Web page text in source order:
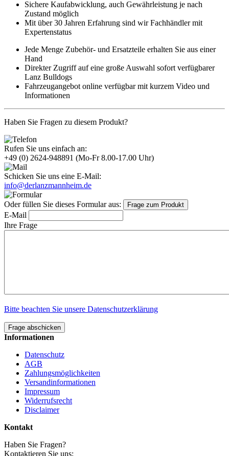
Sichere Kaufabwicklung, auch Gewährleistung je nach
Zustand möglich
Mit über 30 Jahren Erfahrung sind wir Fachhändler mit
Expertenstatus
Jede Menge Zubehör- und Ersatzteile erhalten Sie aus einer
Hand
Direkter Zugriff auf eine große Auswahl sofort verfügbarer
Lanz Bulldogs
Fahrzeugangebot online verfügbar mit kurzem Video und
Informationen
Haben Sie Fragen zu diesem Produkt?
Rufen Sie uns einfach an:
+49 (0) 2624-948891 (Mo-Fr 8.00-17.00 Uhr)
Schicken Sie uns eine E-Mail:
info@derlanzmannheim.de
Oder füllen Sie dieses Formular aus: Frage zum Produkt
E-Mail
Ihre Frage
Bitte beachten Sie unsere Datenschutzerklärung
Frage abschicken
Informationen
Datenschutz
AGB
Zahlungsmöglichkeiten
Versandinformationen
Impressum
Widerrufsrecht
Disclaimer
Kontakt
Haben Sie Fragen?
Kontaktieren Sie uns: